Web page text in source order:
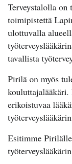
Terveystalolla on
toimipistettä
ulottuvalla
tavallista
Pirilä on myös
erikoistuvaa
Esitimme